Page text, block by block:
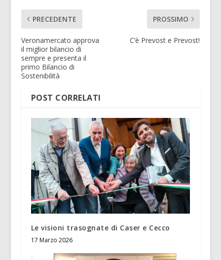
PRECEDENTE
Veronamercato approva
il miglior bilancio di
sempre e presenta il
primo Bilancio di
Sostenibilità
PROSSIMO
C’è Prevost e Prevost!
POST CORRELATI
Le visioni trasognate di Caser e Cecco
17 Marzo 2026